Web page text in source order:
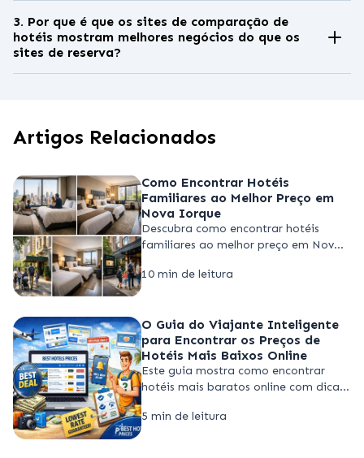
geralmente de 3 a 8 semanas antes do
check-in, quando os preços se estabilizam
reservar antes dos aumentos.
3. Por que é que os sites de comparação de
hotéis mostram melhores negócios do que os
sites de reserva?
Os sites de comparação de hotéis
diferenças de preço causadas por
específicos da plataforma, ajudando os
viajantes a encontrar a tarifa real mais
baixa mais rapidamente.
Artigos Relacionados
Como Encontrar Hotéis
Familiares ao Melhor Preço em
Nova Iorque
Descubra como encontrar hotéis
familiares ao melhor preço em Nova
quartos flexíveis, dicas de reserva e
10 min de leitura
O Guia do Viajante Inteligente
para Encontrar os Preços de
Hotéis Mais Baixos Online
Este guia mostra como encontrar
hotéis mais baratos online com dicas
comparadores como Best Hotels
5 min de leitura